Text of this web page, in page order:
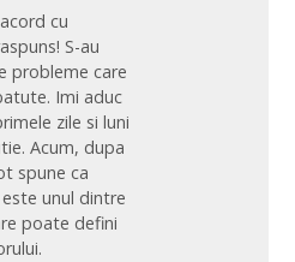
cu
S-au
probleme care
Imi aduc
zile si luni
Acum, dupa
spune ca
unul dintre
poate defini